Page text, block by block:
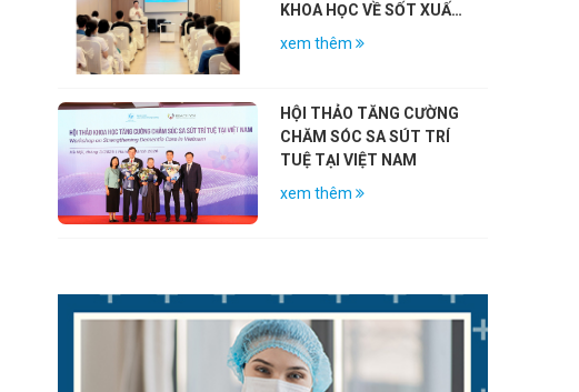
KHOA HỌC VỀ SỐT XUẤT
HUYẾT DENGUE VÀ VAI
xem thêm
HỘI THẢO TĂNG CƯỜNG
CHĂM SÓC SA SÚT TRÍ
TUỆ TẠI VIỆT NAM
xem thêm